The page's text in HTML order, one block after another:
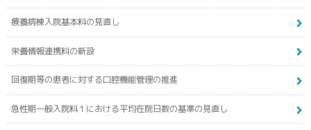
療養病棟入院基本料の見直し
栄養情報連携料の新設
回復期等の患者に対する口腔機能管理の推進
急性期一般入院料１における平均在院日数の基準の見直し